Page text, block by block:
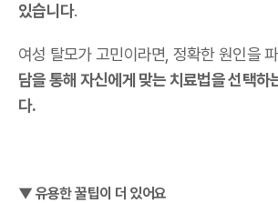
있습니다.
여성 탈모가 고민이라면, 정확한 원인을
담을 통해 자신에게 맞는 치료법을 선택하
다.
▼ 유용한 꿀팁이 더 있어요